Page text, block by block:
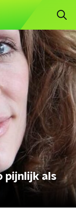
pijnlijk als